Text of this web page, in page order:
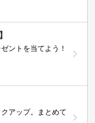
ントを当てよう！
アップ。まとめて